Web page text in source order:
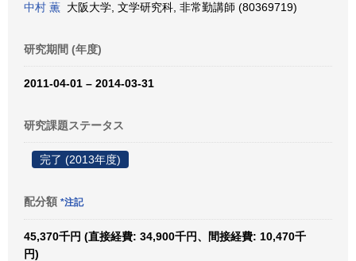
中村 薫 大阪大学, 文学研究科, 非常勤講師 (80369719)
研究期間 (年度)
2011-04-01 – 2014-03-31
研究課題ステータス
完了 (2013年度)
配分額 *注記
45,370千円 (直接経費: 34,900千円、間接経費: 10,470千
円)